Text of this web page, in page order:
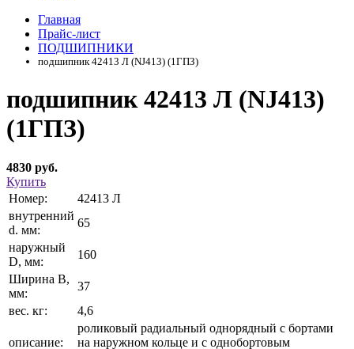
Главная
Прайс-лист
ПОДШИПНИКИ
подшипник 42413 Л (NJ413) (1ГПЗ)
подшипник 42413 Л (NJ413)
(1ГПЗ)
4830 руб.
Купить
Номер:
42413 Л
внутренний
d. мм:
65
наружный
D, мм:
160
Ширина В,
мм:
37
вес. кг:
4,6
описание:
роликовый радиальный однорядный с бортами
на наружном кольце и с однобортовым